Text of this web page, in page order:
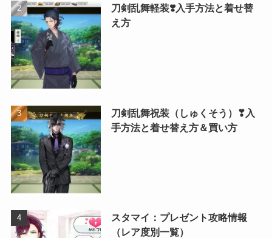
刀剣乱舞軽装❣️入手方法と着せ替
え方
刀剣乱舞祝装（しゅくそう）❣入
手方法と着せ替え方＆買い方
スタマイ：プレゼント攻略情報
（レア度別一覧）